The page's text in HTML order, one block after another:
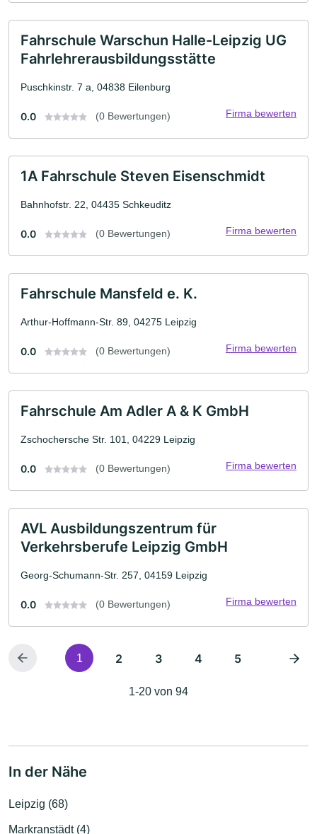
Fahrschule Warschun Halle-Leipzig UG
Fahrlehrerausbildungsstätte
Puschkinstr. 7 a, 04838 Eilenburg
0.0 (0 Bewertungen) Firma bewerten
1A Fahrschule Steven Eisenschmidt
Bahnhofstr. 22, 04435 Schkeuditz
0.0 (0 Bewertungen) Firma bewerten
Fahrschule Mansfeld e. K.
Arthur-Hoffmann-Str. 89, 04275 Leipzig
0.0 (0 Bewertungen) Firma bewerten
Fahrschule Am Adler A & K GmbH
Zschochersche Str. 101, 04229 Leipzig
0.0 (0 Bewertungen) Firma bewerten
AVL Ausbildungszentrum für
Verkehrsberufe Leipzig GmbH
Georg-Schumann-Str. 257, 04159 Leipzig
0.0 (0 Bewertungen) Firma bewerten
1 2 3 4 5
1-20 von 94
In der Nähe
Leipzig (68)
Markranstädt (4)